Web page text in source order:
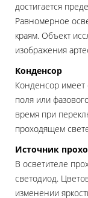
достигается
Равномерное
краям. Объект
изображения
Конденсор
Конденсор имеет
поля или
время при
проходящем
Источник
В осветителе
светодиод.
изменении